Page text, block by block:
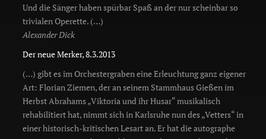
Und die Sänger haben spürbar Spaß an der nur scheinbar so
trivialen Operette. (…)
Alexander Dick
Der neue Merker, 8.3.2013
(…) gibt es im Orchestergraben eine Erleuchtung ganz eigener
Art: Florian Ziemen, der an seinem Stammhaus Gießen im
Herbst Abrahams „Viktoria und ihr Husar“ musikalisch
rehabilitiert hat, nimmt sich in Karlsruhe nun des „Vetters“ in
einer historisch-kritischen Lesart an. Er hat die autographe